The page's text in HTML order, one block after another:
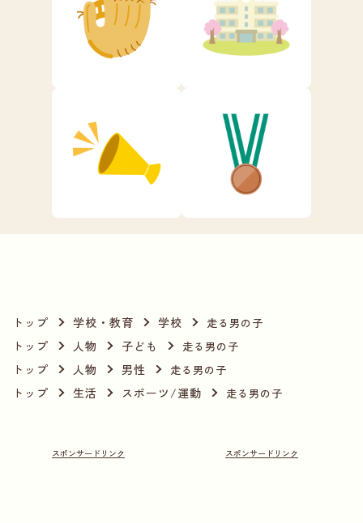
トップ 学校・教育 学校 走る男の子
トップ 人物 子ども 走る男の子
トップ 人物 男性 走る男の子
トップ 生活 スポーツ/運動 走る男の子